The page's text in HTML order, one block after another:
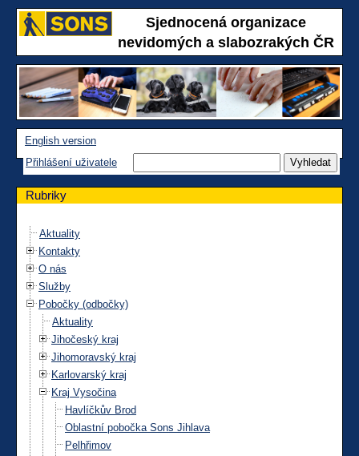
Sjednocená organizace
nevidomých a slabozrakých ČR
English version
Přihlášení uživatele
Rubriky
Aktuality
Kontakty
O nás
Služby
Pobočky (odbočky)
Aktuality
Jihočeský kraj
Jihomoravský kraj
Karlovarský kraj
Kraj Vysočina
Havlíčkův Brod
Oblastní pobočka Sons Jihlava
Pelhřimov